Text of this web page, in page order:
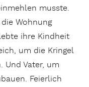
musste.
Wohnung
ihre Kindheit
um die Kringel
Und Vater, um
Feierlich